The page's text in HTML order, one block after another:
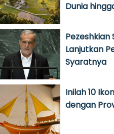
Dunia
Pezeshkian
Lanjutkan
Syaratnya
Inilah 10
dengan